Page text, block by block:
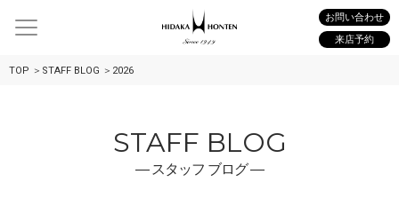
お問い合わせ
来店予約
TOP STAFF BLOG 2026
STAFF BLOG
― スタッフ ブログ ―